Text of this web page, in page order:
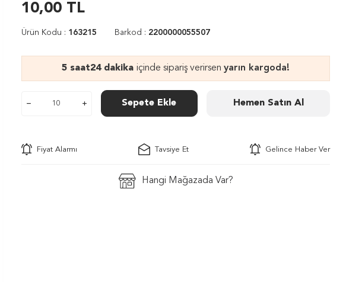
10,00 TL
Ürün Kodu : 163215 Barkod : 2200000055507
5 saat24 dakika içinde sipariş verirsen yarın kargoda!
Sepete Ekle Hemen Satın Al
Fiyat Alarmı Tavsiye Et Gelince Haber Ver
Hangi Mağazada Var?